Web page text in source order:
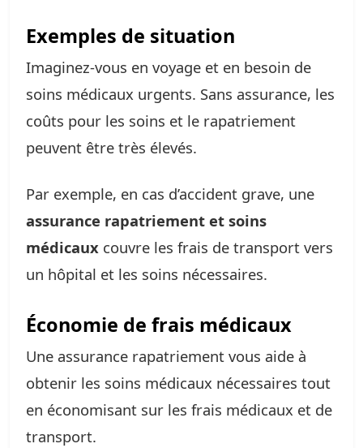
Exemples de situation
Imaginez-vous en voyage et en besoin de
soins médicaux urgents. Sans assurance, les
coûts pour les soins et le rapatriement
peuvent être très élevés.
Par exemple, en cas d’accident grave, une
assurance rapatriement et soins
médicaux couvre les frais de transport vers
un hôpital et les soins nécessaires.
Économie de frais médicaux
Une assurance rapatriement vous aide à
obtenir les soins médicaux nécessaires tout
en économisant sur les frais médicaux et de
transport.